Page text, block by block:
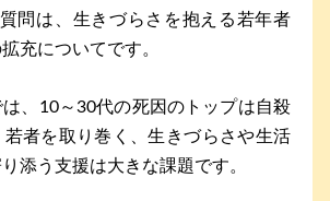
問は、生きづらさを抱える若年者
充についてです。
、10～30代の死因のトップは自殺
若者を取り巻く、生きづらさや生活
添う支援は大きな課題です。